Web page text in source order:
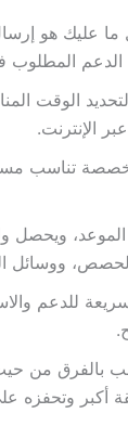
عليك هو
المطلوب
الوقت
الإنترنت.
تناسب
الموعد، ويحصل
ووسائل
للدعم
بالفرق من
أكبر وتحفزه